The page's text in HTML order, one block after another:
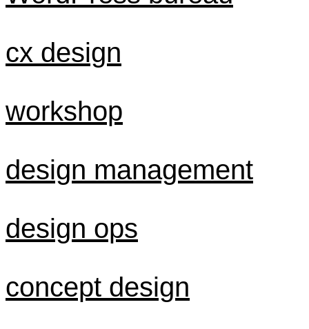
cx design
workshop
design management
design ops
concept design